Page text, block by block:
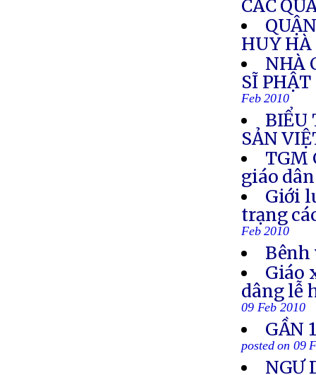
CÁC
HUY
NHÀ
SĨ
Feb 2010
BIỂU
SẢN
TGM
giáo
Giới
trạng
Feb 2010
Bênh
Giáo
dâng lễ
09 Feb 2010
GẦN
posted on 09
NGƯ